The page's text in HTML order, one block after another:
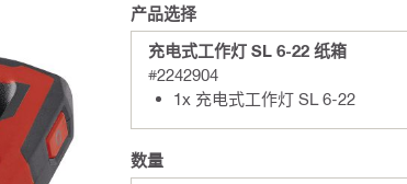
产品选择
充电式工作灯 SL 6-22 纸箱
#2242904
1x 充电式工作灯 SL 6-22
数量